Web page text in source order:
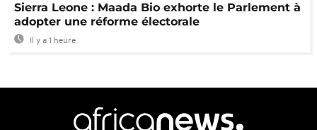
Sierra Leone : Maada Bio exhorte le Parlement à
adopter une réforme électorale
Il y a 1 heure